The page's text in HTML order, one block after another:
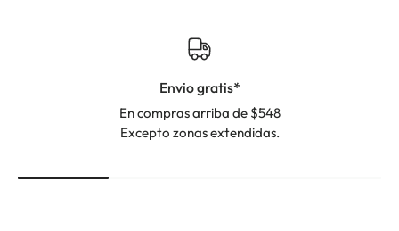
Envio gratis*
En compras arriba de $548
Excepto zonas extendidas.